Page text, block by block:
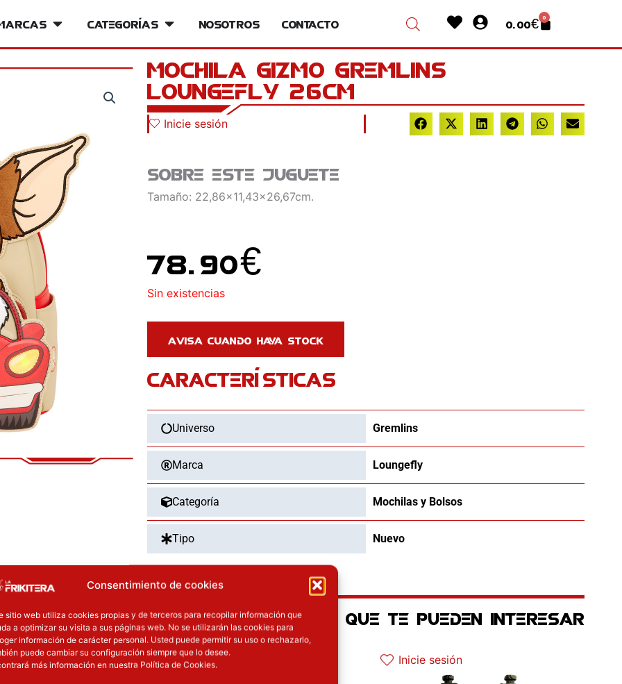
Consentimiento de cookies
sitio web utiliza cookies propias y de terceros para recopilar información que
a optimizar su visita a sus páginas web. No se utilizarán las cookies para
información de carácter personal. Usted puede permitir su uso o rechazarlo,
puede cambiar su configuración siempre que lo desee.
más información en nuestra Política de Cookies.
Open MarcasCategorías Open Categorías
Nosotros Contacto HeartUser-
circle
0.00€ 0
Cart
Mochila Gizmo Gremlins
Loungefly 26cm
Inicie sesión
Sobre este juguete
Tamaño: 22,86x11,43x26,67cm.
78.90€
Sin existencias
CARACTERÍSTICAS
Universo Gremlins
Marca Loungefly
Categoría Mochilas y Bolsos
Tipo Nuevo
OTROS PRODUCTOS QUE TE PUEDEN INTERESAR
original era: 32.90€.El precio actual es: 26.32€.
Inicie sesión
El precio original era: 109.90€.El precio actual es: 87.92€.
Inicie sesión